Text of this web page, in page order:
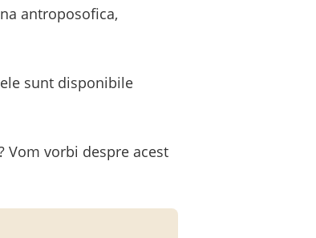
antroposofica,
sunt disponibile
vorbi despre acest